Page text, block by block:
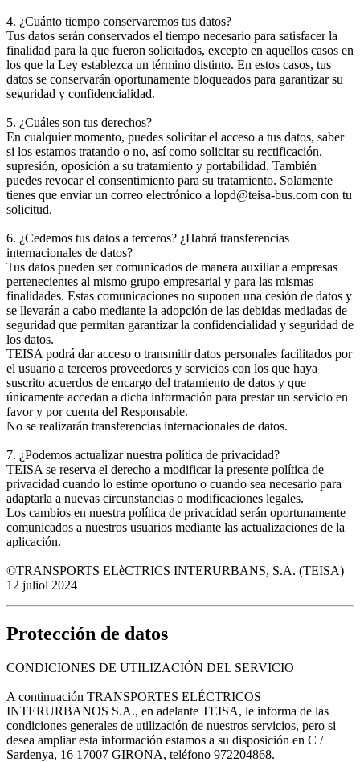
4. ¿Cuánto tiempo conservaremos tus datos?
Tus datos serán conservados el tiempo necesario para satisfacer la
finalidad para la que fueron solicitados, excepto en aquellos casos en
los que la Ley establezca un término distinto. En estos casos, tus
datos se conservarán oportunamente bloqueados para garantizar su
seguridad y confidencialidad.
5. ¿Cuáles son tus derechos?
En cualquier momento, puedes solicitar el acceso a tus datos, saber
si los estamos tratando o no, así como solicitar su rectificación,
supresión, oposición a su tratamiento y portabilidad. También
puedes revocar el consentimiento para su tratamiento. Solamente
tienes que enviar un correo electrónico a lopd@teisa-bus.com con tu
solicitud.
6. ¿Cedemos tus datos a terceros? ¿Habrá transferencias
internacionales de datos?
Tus datos pueden ser comunicados de manera auxiliar a empresas
pertenecientes al mismo grupo empresarial y para las mismas
finalidades. Estas comunicaciones no suponen una cesión de datos y
se llevarán a cabo mediante la adopción de las debidas mediadas de
seguridad que permitan garantizar la confidencialidad y seguridad de
los datos.
TEISA podrá dar acceso o transmitir datos personales facilitados por
el usuario a terceros proveedores y servicios con los que haya
suscrito acuerdos de encargo del tratamiento de datos y que
únicamente accedan a dicha información para prestar un servicio en
favor y por cuenta del Responsable.
No se realizarán transferencias internacionales de datos.
7. ¿Podemos actualizar nuestra política de privacidad?
TEISA se reserva el derecho a modificar la presente política de
privacidad cuando lo estime oportuno o cuando sea necesario para
adaptarla a nuevas circunstancias o modificaciones legales.
Los cambios en nuestra política de privacidad serán oportunamente
comunicados a nuestros usuarios mediante las actualizaciones de la
aplicación.
©TRANSPORTS ELèCTRICS INTERURBANS, S.A. (TEISA)
12 juliol 2024
Protección de datos
CONDICIONES DE UTILIZACIÓN DEL SERVICIO
A continuación TRANSPORTES ELÉCTRICOS
INTERURBANOS S.A., en adelante TEISA, le informa de las
condiciones generales de utilización de nuestros servicios, pero si
desea ampliar esta información estamos a su disposición en C /
Sardenya, 16 17007 GIRONA, teléfono 972204868.